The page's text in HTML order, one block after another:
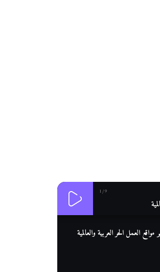
1/9
مواقع العمل الحر العربية والعالمية